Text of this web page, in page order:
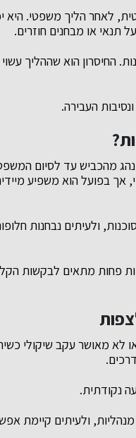
לאחר הליך משפטי. היא
תנאי או מבחנים חוזרים.
החיסרון הוא שההליך
העבירה.
מהכביש עד לסיום
אך בפועל הוא משפיע
ולעיתים נבחנות
פחות מתאים לבקשות
לא מאושר עקב שיקולי
נקודתית.
ולעיתים קיימת